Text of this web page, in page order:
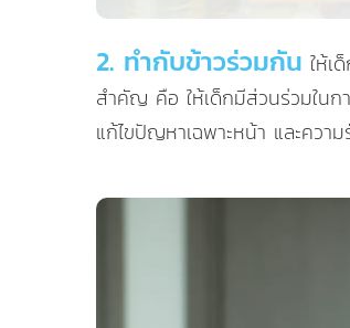
2. ทำกับข้าวร่วมกัน ให้เ
สำคัญ คือ ให้เด็กมีส่วนร่วมในก
แก้ไขปัญหาเฉพาะหน้า และควา